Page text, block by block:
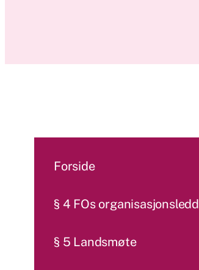
Forside
§ 4 FOs organisasjonsledd
§ 5 Landsmøte